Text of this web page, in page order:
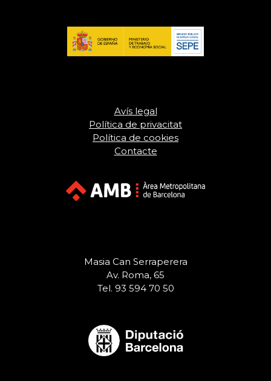
Avís legal
Política de privacitat
Política de cookies
Contacte
Masia Can Serraperera
Av. Roma, 65
Tel. 93 594 70 50